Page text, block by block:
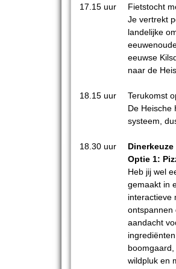
17.15 uur
Fietstocht
Je vertrekt
landelijke
eeuwse
naar de
18.15 uur
Terukomst
De Heische
systeem,
18.30 uur
Dinerkeuze
Optie 1:
Heb jij wel
gemaakt in
interactieve
ontspannen
aandacht
wildpluk en